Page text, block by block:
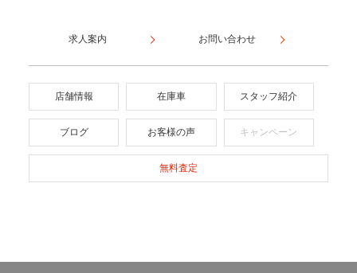
求人案内 お問い合わせ
店舗情報 在庫車 スタッフ紹介
ブログ お客様の声 キャンペーン
無料査定